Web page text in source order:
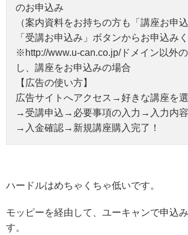
のお申込み
（案内資料をお持ちの方も「講座お申
「受講お申込み」ボタンからお申込みく
※http://www.u-can.co.jp/ドメイン以外
し、講座をお申込みの場合
【広告の使い方】
広告サイトへアクセス→好きな講座を
→受講申込→必要事項の入力→入力内
→入金確認→新規講座購入完了！
ハードルはめちゃくちゃ低いです。
モッピーを経由して、ユーキャンで申込
す。